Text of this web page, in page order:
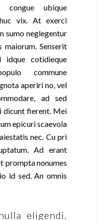
congue ubique
vix. At exerci
sumo neglegentur
Senserit
idque cotidieque
commune
aperiri no, vel
ad sed
dicunt fierent. Mei
epicuri scaevola
nec. Cu pri
Ad erant
prompta nonumes
id sed. An omnis
eligendi.